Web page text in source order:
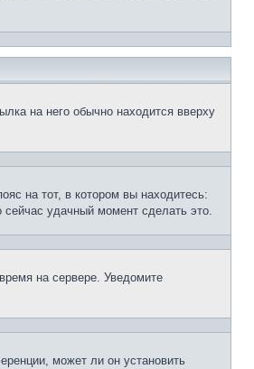
на него обычно находится вверху
на тот, в котором вы находитесь:
сейчас удачный момент сделать это.
на сервере. Уведомите
может ли он установить